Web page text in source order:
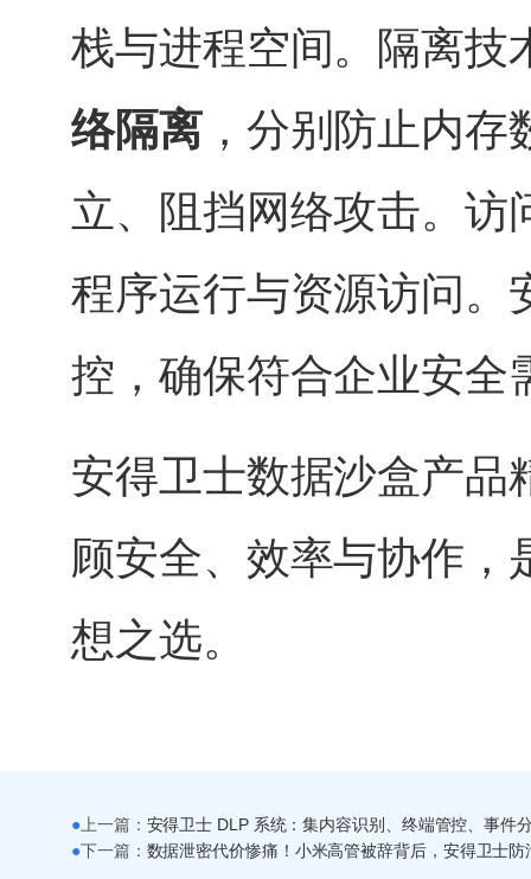
栈与进程空间。隔离技
络隔离，分别防止内存
立、阻挡网络攻击。访
程序运行与资源访问。
控，确保符合企业安全
安得卫士数据沙盒产品
顾安全、效率与协作，
想之选。
●上一篇：
●下一篇：